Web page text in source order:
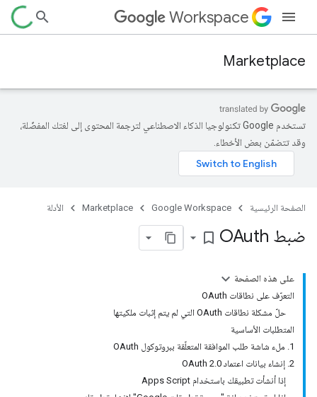
Workspace
Marketplace
تستخدم Google تكنولوجيا الذكاء الاصطناعي لترجمة المحتوى إلى لغتك المفضّلة،
وقد تتضمّن بعض الأخطاء.
الصفحة الرئيسية Google Workspace
Marketplace الأدلة
ضبط OAuth bookmark_border
على هذه الصفحة
التعرّف على نطاقات OAuth
حلّ مشكلة نطاقات OAuth التي لم يتم إثبات ملكيتها
المتطلبات الأساسية
1. ملء شاشة طلب الموافقة المتعلّقة ببروتوكول OAuth
2. إنشاء بيانات اعتماد OAuth 2.0
إذا أنشأت تطبيقك باستخدام Apps Script